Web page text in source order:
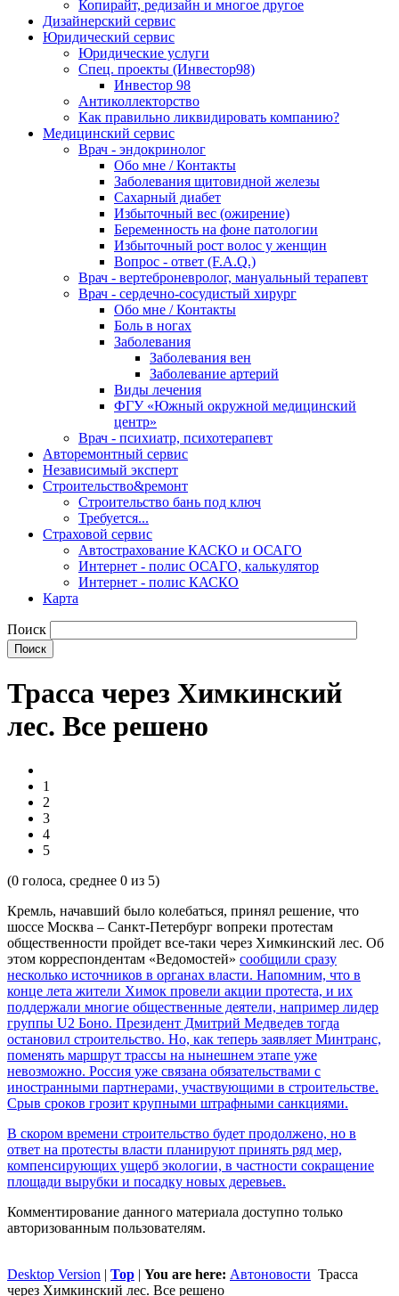
Копирайт, редизайн и многое другое
Дизайнерский сервис
Юридический сервис
Юридические услуги
Спец. проекты (Инвестор98)
Инвестор 98
Антиколлекторство
Как правильно ликвидировать компанию?
Медицинский сервис
Врач - эндокринолог
Обо мне / Контакты
Заболевания щитовидной железы
Сахарный диабет
Избыточный вес (ожирение)
Беременность на фоне патологии
Избыточный рост волос у женщин
Вопрос - ответ (F.A.Q.)
Врач - вертеброневролог, мануальный терапевт
Врач - сердечно-сосудистый хирург
Обо мне / Контакты
Боль в ногах
Заболевания
Заболевания вен
Заболевание артерий
Виды лечения
ФГУ «Южный окружной медицинский
центр»
Врач - психиатр, психотерапевт
Авторемонтный сервис
Независимый эксперт
Строительство&ремонт
Строительство бань под ключ
Требуется...
Страховой сервис
Автострахование КАСКО и ОСАГО
Интернет - полис ОСАГО, калькулятор
Интернет - полис КАСКО
Карта
Поиск
Трасса через Химкинский
лес. Все решено
1
2
3
4
5
(0 голоса, среднее 0 из 5)
Кремль, начавший было колебаться, принял решение, что
шоссе Москва – Санкт-Петербург вопреки протестам
общественности пройдет все-таки через Химкинский лес. Об
этом корреспондентам «Ведомостей» сообщили сразу
несколько источников в органах власти. Напомним, что в
конце лета жители Химок провели акции протеста, и их
поддержали многие общественные деятели, например лидер
группы U2 Боно. Президент Дмитрий Медведев тогда
остановил строительство. Но, как теперь заявляет Минтранс,
поменять маршрут трассы на нынешнем этапе уже
невозможно. Россия уже связана обязательствами с
иностранными партнерами, участвующими в строительстве.
Срыв сроков грозит крупными штрафными санкциями.
В скором времени строительство будет продолжено, но в
ответ на протесты власти планируют принять ряд мер,
компенсирующих ущерб экологии, в частности сокращение
площади вырубки и посадку новых деревьев.
Комментирование данного материала доступно только
авторизованным пользователям.
Desktop Version | Top | You are here: Автоновости Трасса
через Химкинский лес. Все решено